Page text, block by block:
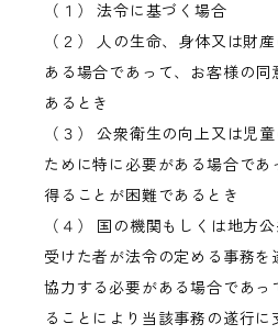
（１） 法令に基づく場合
（２） 人の生命、身体又は財
ある場合であって、お客様の
あるとき
（３） 公衆衛生の向上又は児
ために特に必要がある場合であ
得ることが困難であるとき
（４） 国の機関もしくは地方
受けた者が法令の定める事務を
協力する必要がある場合であっ
ることにより当該事務の遂行